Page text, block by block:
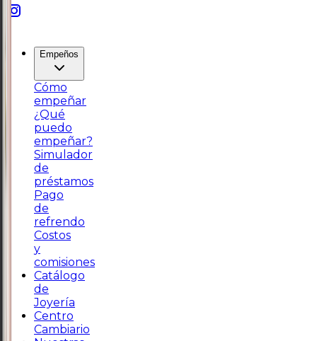
Empeños
Cómo
empeñar
¿Qué
puedo
empeñar?
Simulador
de
préstamos
Pago
de
refrendo
Costos
y
comisiones
Catálogo
de
Joyería
Centro
Cambiario